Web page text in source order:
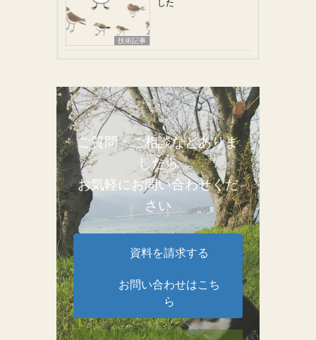
技術記事
した
ご質問・ご相談などありま
したら
お気軽にお問い合わせくだ
さい
資料を請求する
お問い合わせはこち
ら